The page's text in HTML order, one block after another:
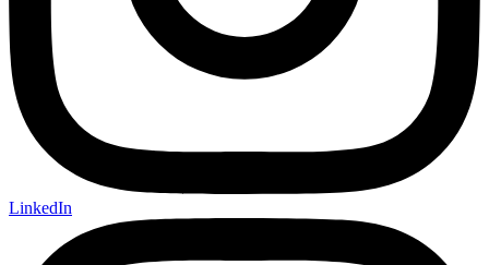
LinkedIn